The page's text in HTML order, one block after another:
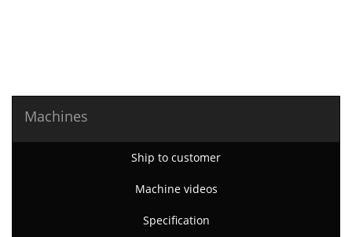
Machines
Ship to customer
Machine videos
Specification